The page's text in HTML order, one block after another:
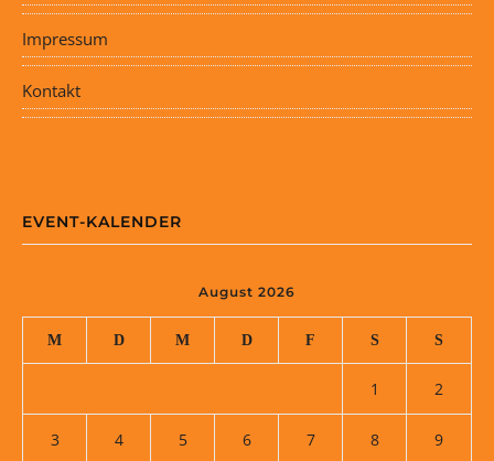
Impressum
Kontakt
EVENT-KALENDER
August 2026
M D M D F S S
1 2
3 4 5 6 7 8 9